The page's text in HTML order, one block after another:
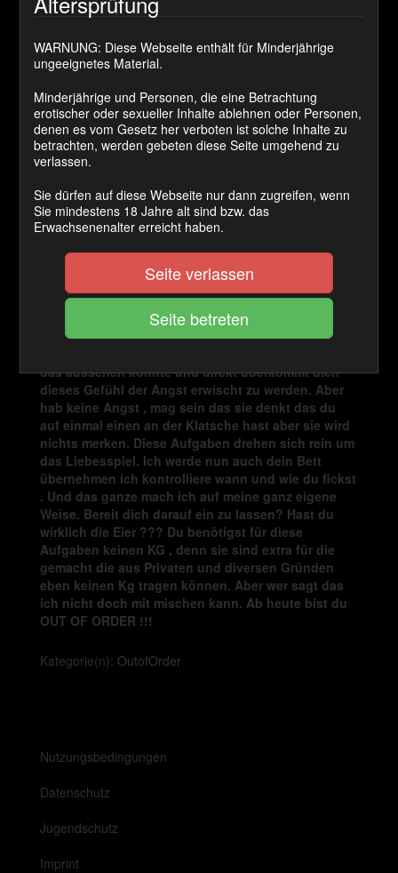
19. April 2025
Lieferzeit:
Preis:
1300 Coins
50 Coins
JETZT KAUFEN
Für diese Aufgabe brauchst du eine Partnerin! Denn
diese wird ohne ihr wissen in die ein oder andere
das aussehen könnte und direkt überkommt dich
dieses Gefühl der Angst erwischt zu werden. Aber
hab keine Angst , mag sein das sie denkt das du
auf einmal einen an der Klatsche hast aber sie wird
nichts merken. Diese Aufgaben drehen sich rein um
das Liebesspiel. Ich werde nun auch dein Bett
übernehmen ich kontrolliere wann und wie du fickst
. Und das ganze mach ich auf meine ganz eigene
Weise. Bereit dich darauf ein zu lassen? Hast du
wirklich die Eier ??? Du benötigst für diese
Aufgaben keinen KG , denn sie sind extra für die
gemacht die aus Privaten und diversen Gründen
eben keinen Kg tragen können. Aber wer sagt das
ich nicht doch mit mischen kann. Ab heute bist du
OUT OF ORDER !!!
Kategorie(n): OutofOrder
Nutzungsbedingungen
Datenschutz
Jugendschutz
Imprint
WARNUNG: Diese Webseite enthält für Minderjährige
ungeeignetes Material.
Minderjährige und Personen, die eine Betrachtung
erotischer oder sexueller Inhalte ablehnen oder Personen,
denen es vom Gesetz her verboten ist solche Inhalte zu
betrachten, werden gebeten diese Seite umgehend zu
verlassen.
Sie dürfen auf diese Webseite nur dann zugreifen, wenn
Sie mindestens 18 Jahre alt sind bzw. das
Erwachsenenalter erreicht haben.
Seite verlassen